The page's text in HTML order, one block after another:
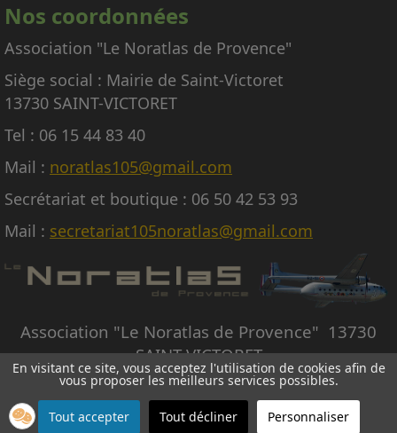
Nos coordonnées
Association "Le Noratlas de Provence"
Siège social : Mairie de Saint-Victoret
13730 SAINT-VICTORET
Tel : 06 15 44 83 40
Mail : noratlas105@gmail.com
Secrétariat et boutique : 06 50 42 53 93
Mail : secretariat105noratlas@gmail.com
Association "Le Noratlas de Provence" 13730
SAINT-VICTORET
© Copyright Le Noratlas de Provence - Tous droits réservés -Création site internet
Avignon
En visitant ce site, vous acceptez l'utilisation de cookies afin de
vous proposer les meilleurs services possibles.
Tout accepter Tout décliner Personnaliser